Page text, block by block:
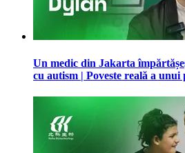
Un medic din Jakarta
cu autism | Poveste reală a unui